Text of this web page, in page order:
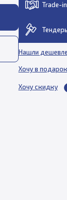
Trade-in
Нашли
Хочу в подарок
Хочу скидку